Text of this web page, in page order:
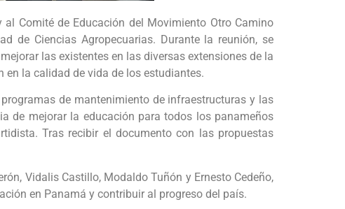
Comité de Educación del Movimiento Otro Camino
de Ciencias Agropecuarias. Durante la reunión, se
las existentes en las diversas extensiones de la
la calidad de vida de los estudiantes.
de mantenimiento de infraestructuras y las
de mejorar la educación para todos los panameños
Tras recibir el documento con las propuestas
Vidalis Castillo, Modaldo Tuñón y Ernesto Cedeño,
en Panamá y contribuir al progreso del país.